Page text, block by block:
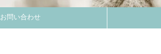
お問い合わせ